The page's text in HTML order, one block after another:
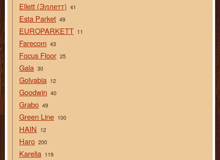
Ellett (Эллетт) 41
Esta Parket 49
EUROPARKETT 11
Farecom 43
Focus Floor 25
Gala 30
Golvabia 12
Goodwin 40
Grabo 49
Green Line 100
HAIN 12
Haro 200
Karelia 119